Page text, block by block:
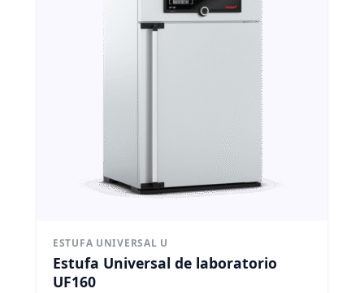
ESTUFA UNIVERSAL U
Estufa Universal de laboratorio
UF160